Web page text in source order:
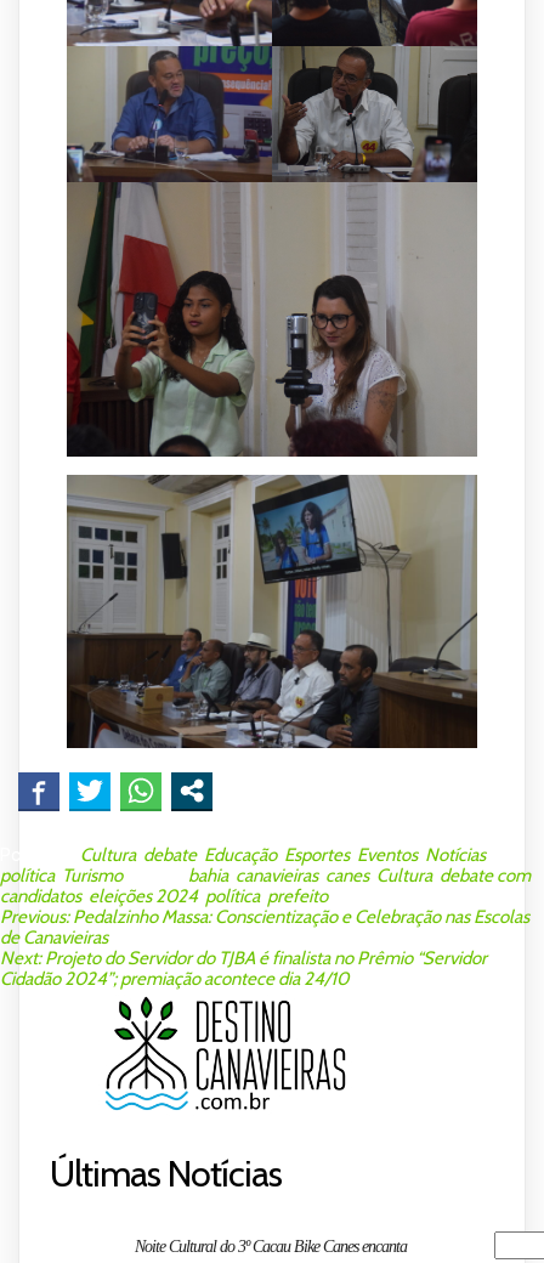
Cultura, debate, Educação, Esportes, Eventos, Notícias,
política, TurismoTagged bahia, canavieiras, canes, Cultura, debate com
candidatos, eleições 2024, política, prefeito
NAVEGAÇÃO
DE
Previous: Pedalzinho Massa: Conscientização e Celebração nas Escolas
de Canavieiras
Next: Projeto do Servidor do TJBA é finalista no Prêmio “Servidor
Cidadão 2024”; premiação acontece dia 24/10
Últimas Notícias
Noite Cultural do 3º Cacau Bike Canes encanta